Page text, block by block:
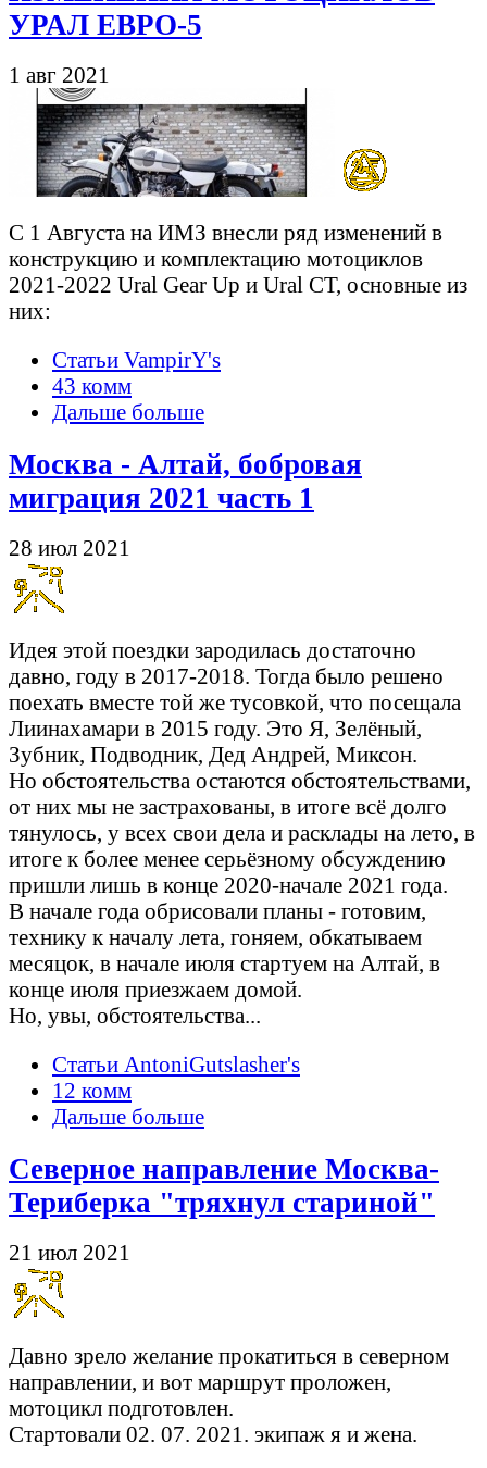
УРАЛ ЕВРО-5
1 авг 2021
С 1 Августа на ИМЗ внесли ряд изменений в
конструкцию и комплектацию мотоциклов
2021-2022 Ural Gear Up и Ural CT, основные из
них:
Статьи VampirY's
43 комм
Дальше больше
Москва - Алтай, бобровая
миграция 2021 часть 1
28 июл 2021
Идея этой поездки зародилась достаточно
давно, году в 2017-2018. Тогда было решено
поехать вместе той же тусовкой, что посещала
Лиинахамари в 2015 году. Это Я, Зелёный,
Зубник, Подводник, Дед Андрей, Миксон.
Но обстоятельства остаются обстоятельствами,
от них мы не застрахованы, в итоге всё долго
тянулось, у всех свои дела и расклады на лето, в
итоге к более менее серьёзному обсуждению
пришли лишь в конце 2020-начале 2021 года.
В начале года обрисовали планы - готовим,
технику к началу лета, гоняем, обкатываем
месяцок, в начале июля стартуем на Алтай, в
конце июля приезжаем домой.
Но, увы, обстоятельства...
Статьи AntoniGutslasher's
12 комм
Дальше больше
Северное направление Москва-
Териберка "тряхнул стариной"
21 июл 2021
Давно зрело желание прокатиться в северном
направлении, и вот маршрут проложен,
мотоцикл подготовлен.
Стартовали 02. 07. 2021. экипаж я и жена.